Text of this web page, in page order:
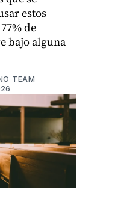
estos
de
bajo alguna
TEAM